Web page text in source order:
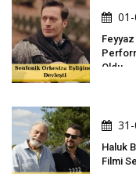
Oldu
Haluk
Filmi